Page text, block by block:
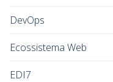
DevOps
Ecossistema Web
EDI7